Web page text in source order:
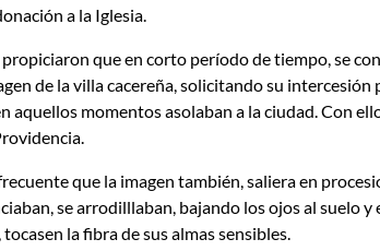
a la Iglesia.
propiciaron que en corto período de tiempo, se
de la villa cacereña, solicitando su intercesión
aquellos momentos asolaban a la ciudad. Con
que la imagen también, saliera en
se arrodilllaban, bajando los ojos al suelo
la fibra de sus almas sensibles.